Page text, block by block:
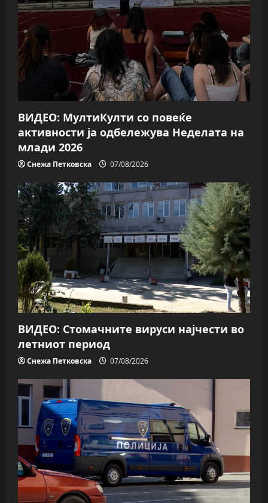
t
i
o
n
ВИДЕО: МултиКулти со повеќе
активности ја одбележува Неделата на
млади 2026
Снежа Петковска 07/08/2026
ВИДЕО: Стомачните вируси најчести во
летниот период
Снежа Петковска 07/08/2026